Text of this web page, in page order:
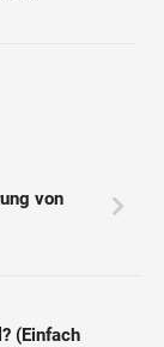
von
(Einfach